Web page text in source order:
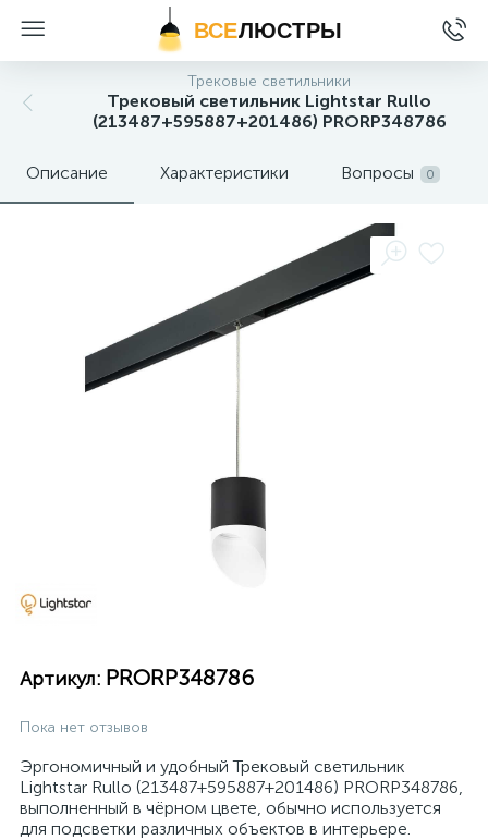
ВСЕЛЮСТРЫ
Трековые светильники
Трековый светильник Lightstar Rullo
(213487+595887+201486) PRORP348786
Описание Характеристики Вопросы 0
Артикул: PRORP348786
Пока нет отзывов
Эргономичный и удобный Трековый светильник
Lightstar Rullo (213487+595887+201486) PRORP348786,
выполненный в чёрном цвете, обычно используется
для подсветки различных объектов в интерьере.